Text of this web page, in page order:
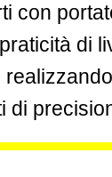
con
di
di